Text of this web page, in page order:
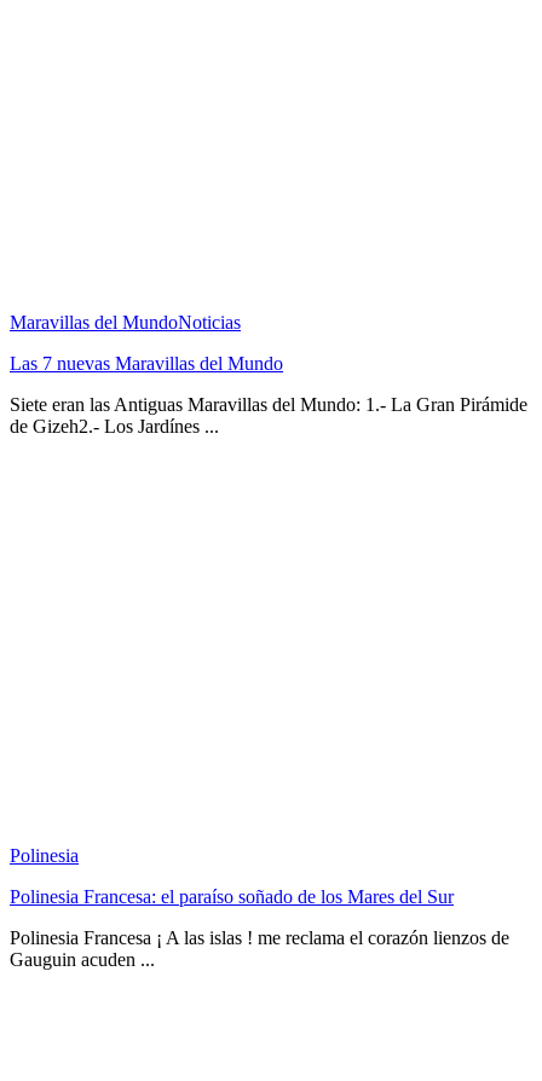
Maravillas del MundoNoticias
Las 7 nuevas Maravillas del Mundo
Siete eran las Antiguas Maravillas del Mundo: 1.- La Gran Pirámide
de Gizeh2.- Los Jardínes ...
Polinesia
Polinesia Francesa: el paraíso soñado de los Mares del Sur
Polinesia Francesa ¡ A las islas ! me reclama el corazón lienzos de
Gauguin acuden ...